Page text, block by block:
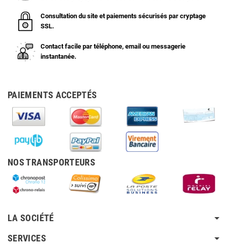
Consultation du site et paiements sécurisés par cryptage
SSL.
Contact facile par téléphone, email ou messagerie
instantanée.
PAIEMENTS ACCEPTÉS
NOS TRANSPORTEURS
LA SOCIÉTÉ
SERVICES